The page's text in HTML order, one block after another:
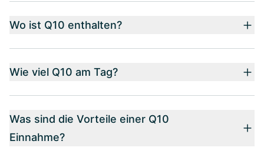
Wo ist Q10 enthalten?
Wie viel Q10 am Tag?
Was sind die Vorteile einer Q10
Einnahme?